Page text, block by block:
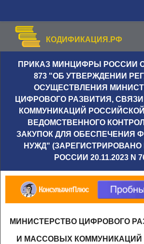
КОДИФИКАЦИЯ.РФ
ПРИКАЗ МИНЦИФРЫ РОССИИ ОТ
873 "ОБ УТВЕРЖДЕНИИ
ОСУЩЕСТВЛЕНИЯ
ЦИФРОВОГО РАЗВИТИЯ,
КОММУНИКАЦИЙ
ВЕДОМСТВЕННОГО
ЗАКУПОК ДЛЯ ОБЕСПЕЧЕНИЯ
НУЖД"
РОССИИ 20.11.2023 N
МИНИСТЕРСТВО ЦИФРОВОГО
И МАССОВЫХ КОММУНИКАЦИЙ